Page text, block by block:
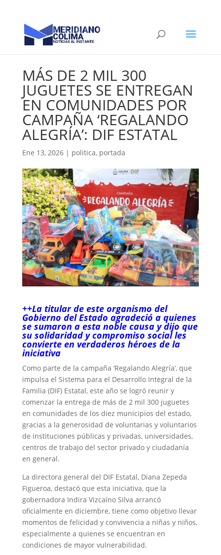
MÁS DE 2 MIL 300
JUGUETES SE ENTREGAN
EN COMUNIDADES POR
CAMPAÑA ‘REGALANDO
ALEGRÍA’: DIF ESTATAL
Ene 13, 2026| politica, portada
++La titular de este organismo del
Gobierno del Estado agradeció a quienes
se sumaron a esta noble causa y dijo que
su solidaridad y compromiso social les
convierte en verdaderos héroes de la
iniciativa
Como parte de la campaña ‘Regalando Alegría’, que
impulsa el Sistema para el Desarrollo Integral de la
Familia (DIF) Estatal, este año se logró reunir y
comenzar la entrega de más de 2 mil 300 juguetes
en comunidades de los diez municipios del estado,
gracias a la generosidad de voluntarias y voluntarios
de instituciones públicas y privadas, universidades,
centros de trabajo del sector privado y ciudadanía
en general.
La directora general del DIF Estatal, Diana Zepeda
Figueroa, destacó que esta iniciativa, que la
gobernadora Indira Vizcaíno Silva arrancó
oficialmente en diciembre, tiene como objetivo llevar
momentos de felicidad y convivencia a niñas y niños,
especialmente a quienes se encuentran en
condiciones de mayor vulnerabilidad.